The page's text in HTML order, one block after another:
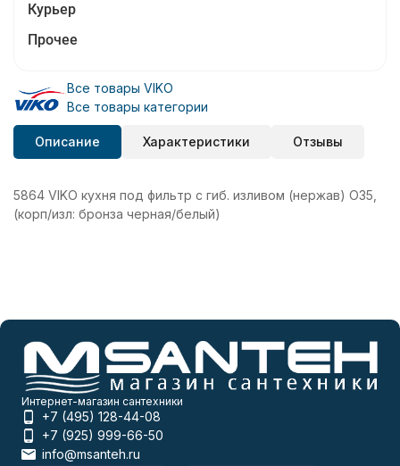
Курьер
Прочее
Все товары VIKO
Все товары категории
Описание Характеристики Отзывы
5864 VIKO кухня под фильтр с гиб. изливом (нержав) O35,
(корп/изл: бронза черная/белый)
Интернет-магазин сантехники
+7 (495) 128-44-08
+7 (925) 999-66-50
info@msanteh.ru